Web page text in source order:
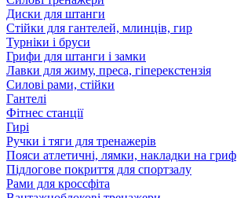
Диски для штанги
Стійки для гантелей, млинців, гир
Турніки і бруси
Грифи для штанги і замки
Лавки для жиму, преса, гіперекстензія
Силові рами, стійки
Гантелі
Фітнес станції
Гирі
Ручки і тяги для тренажерів
Пояси атлетичні, лямки, накладки на гриф
Підлогове покриття для спортзалу
Рами для кроссфіта